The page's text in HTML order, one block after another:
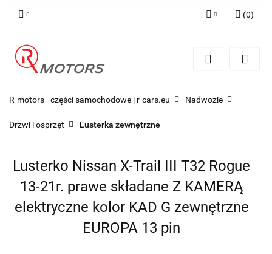
Zarejestruj się
(0)
R-motors - części samochodowe | r-cars.eu Nadwozie
Drzwi i osprzęt Lusterka zewnętrzne
Lusterko Nissan X-Trail III T32 Rogue
13-21r. prawe składane Z KAMERĄ
elektryczne kolor KAD G zewnętrzne
EUROPA 13 pin